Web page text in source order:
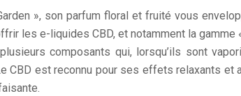
», son parfum floral et fruité vous
les e-liquides CBD, et notamment la
composants qui, lorsqu’ils sont
CBD est reconnu pour ses effets relaxants